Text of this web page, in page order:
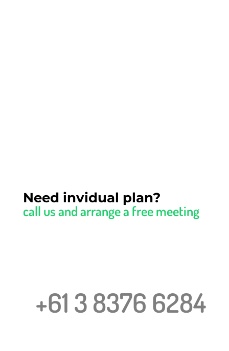
Need invidual plan?
call us and arrange a free meeting
+61 3 8376 6284